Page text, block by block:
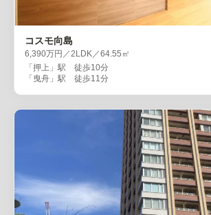
コスモ向島
6,390万円／2LDK／64.55㎡
「押上」駅 徒歩10分
「曳舟」駅 徒歩11分